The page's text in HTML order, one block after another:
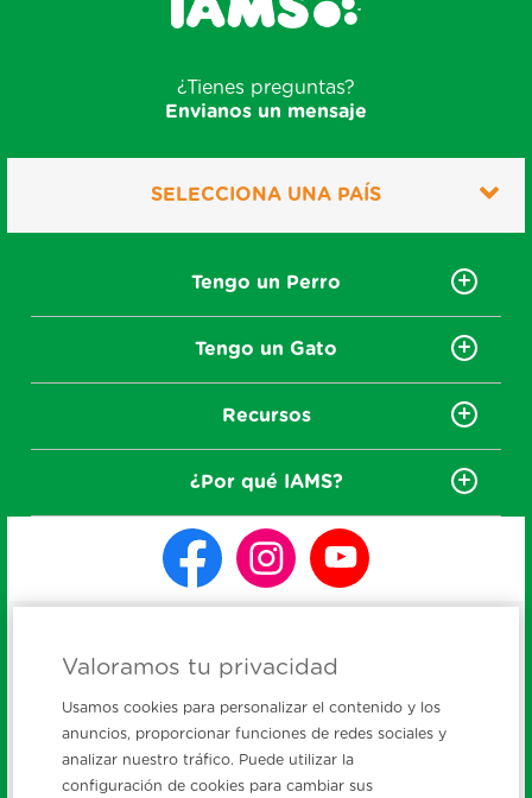
¿Tienes preguntas?
Envianos un mensaje
SELECCIONA UNA PAÍS
Tengo un Perro
Tengo un Gato
Recursos
¿Por qué IAMS?
Política de Privacidad
Legal
Valoramos tu privacidad
Usamos cookies para personalizar el contenido y los
anuncios, proporcionar funciones de redes sociales y
analizar nuestro tráfico. Puede utilizar la
configuración de cookies para cambiar sus